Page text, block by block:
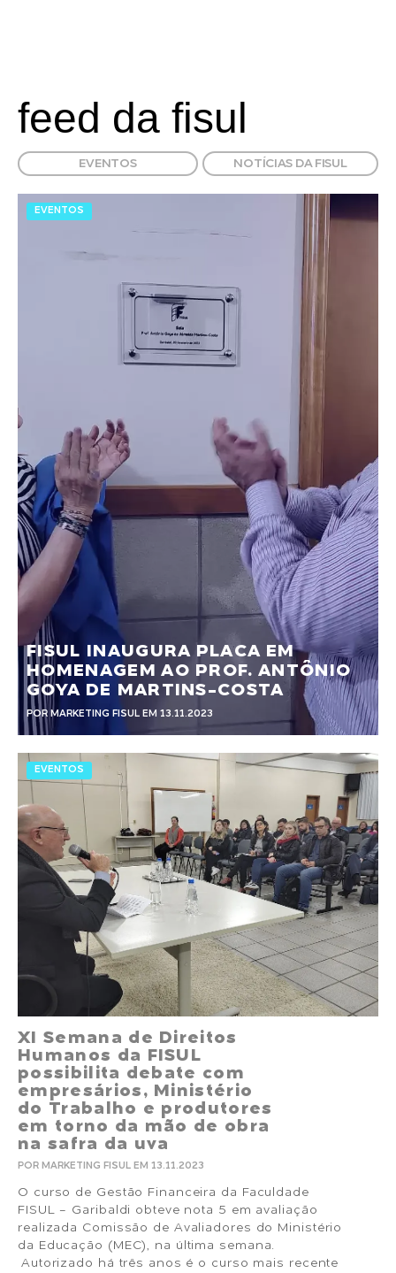
feed da fisul
EVENTOS NOTÍCIAS DA FISUL
EVENTOS
FISUL INAUGURA PLACA EM
HOMENAGEM AO PROF. ANTÔNIO
GOYA DE MARTINS-COSTA
POR MARKETING FISUL EM 13.11.2023
EVENTOS
XI Semana de Direitos
Humanos da FISUL
possibilita debate com
empresários, Ministério
do Trabalho e produtores
em torno da mão de obra
na safra da uva
POR MARKETING FISUL EM 13.11.2023
O curso de Gestão Financeira da Faculdade
FISUL - Garibaldi obteve nota 5 em avaliação
realizada Comissão de Avaliadores do Ministério
da Educação (MEC), na última semana.
Autorizado há três anos é o curso mais recente